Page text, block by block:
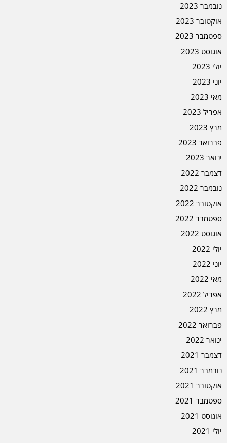
נובמבר 2023
אוקטובר 2023
ספטמבר 2023
אוגוסט 2023
יולי 2023
יוני 2023
מאי 2023
אפריל 2023
מרץ 2023
פברואר 2023
ינואר 2023
דצמבר 2022
נובמבר 2022
אוקטובר 2022
ספטמבר 2022
אוגוסט 2022
יולי 2022
יוני 2022
מאי 2022
אפריל 2022
מרץ 2022
פברואר 2022
ינואר 2022
דצמבר 2021
נובמבר 2021
אוקטובר 2021
ספטמבר 2021
אוגוסט 2021
יולי 2021